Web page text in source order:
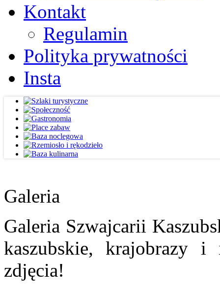
Kontakt
Regulamin
Polityka prywatności
Insta
Galeria
Galeria Szwajcarii
kaszubskie, krajobrazy
zdjęcia!